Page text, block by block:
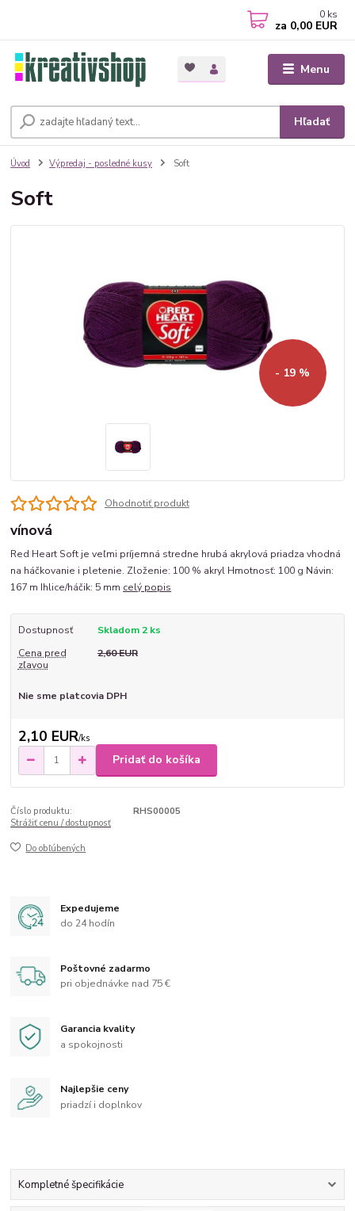
Menu
Hľadať
0 ks
za 0,00 EUR
Úvod Výpredaj - posledné kusy Soft
Soft
- 19 %
Ohodnotiť produkt
vínová
Red Heart Soft je veľmi príjemná stredne hrubá akrylová priadza vhodná
na háčkovanie i pletenie. Zloženie: 100 % akryl Hmotnosť: 100 g Návin:
167 m Ihlice/háčik: 5 mm celý popis
Dostupnosť
Skladom 2 ks
Cena pred
zľavou
2,60 EUR
Nie sme platcovia DPH
2,10 EUR/ks
Pridať do košíka
Číslo produktu:
RHS00005
Strážiť cenu / dostupnosť
Do obľúbených
Expedujeme
do 24 hodín
Poštovné zadarmo
pri objednávke nad 75 €
Garancia kvality
a spokojnosti
Najlepšie ceny
priadzí i doplnkov
Kompletné špecifikácie